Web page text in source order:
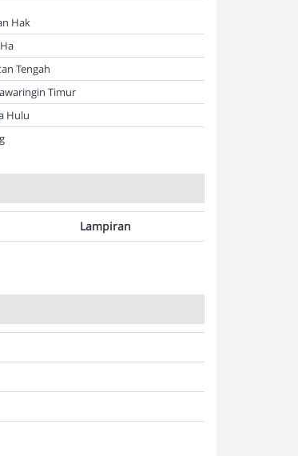
Hak
Tengah
Timur
Hulu
Lampiran